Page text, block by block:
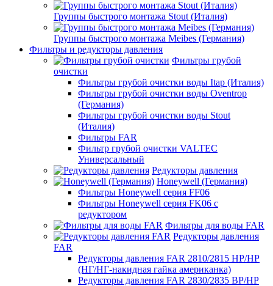
Группы быстрого монтажа Stout (Италия)
Группы быстрого монтажа Meibes (Германия)
Фильтры и редукторы давления
Фильтры грубой
очистки
Фильтры грубой очистки воды Itap (Италия)
Фильтры грубой очистки воды Oventrop
(Германия)
Фильтры грубой очистки воды Stout
(Италия)
Фильтры FAR
Фильтр грубой очистки VALTEC
Универсальный
Редукторы давления
Honeywell (Германия)
Фильтры Honeywell серия FF06
Фильтры Honeywell серия FK06 с
редуктором
Фильтры для воды FAR
Редукторы давления
FAR
Редукторы давления FAR 2810/2815 НР/НР
(НГ/НГ-накидная гайка американка)
Редукторы давления FAR 2830/2835 ВР/НР